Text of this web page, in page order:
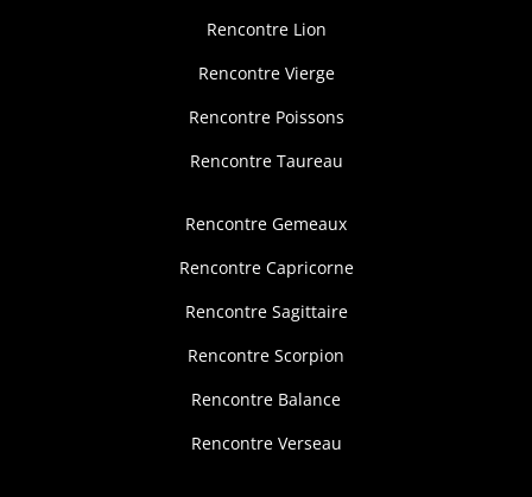
Rencontre Lion
Rencontre Vierge
Rencontre Poissons
Rencontre Taureau
Rencontre Gemeaux
Rencontre Capricorne
Rencontre Sagittaire
Rencontre Scorpion
Rencontre Balance
Rencontre Verseau